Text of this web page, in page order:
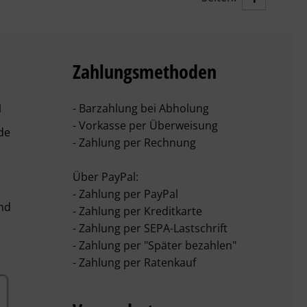
Zahlungsmethoden
- Barzahlung bei Abholung
- Vorkasse per Überweisung
- Zahlung per Rechnung
Über PayPal:
- Zahlung per PayPal
- Zahlung per Kreditkarte
- Zahlung per SEPA-Lastschrift
- Zahlung per "Später bezahlen"
- Zahlung per Ratenkauf